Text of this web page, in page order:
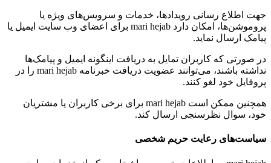
جهت اطلاع رسانی رویدادها، خدمات و سرویس‌های ویژه یا
پروموشن‌ها، امکان دارد mari hejab برای اعضای وب سایت ایمیل یا
پیامک ارسال نماید.
در صورتی که کاربران تمایل به دریافت اینگونه ایمیل و پیامک‌ها
نداشته باشند، می‌توانند عضویت دریافت خبرنامه mari hejab را در
پروفایل خود لغو کنند.
همچنین ممکن است mari hejab برای برخی کاربران یا مشتریان
خود، سوال نظرسنجی ارسال کند.
سیاست‏‌های رعایت حریم شخصی